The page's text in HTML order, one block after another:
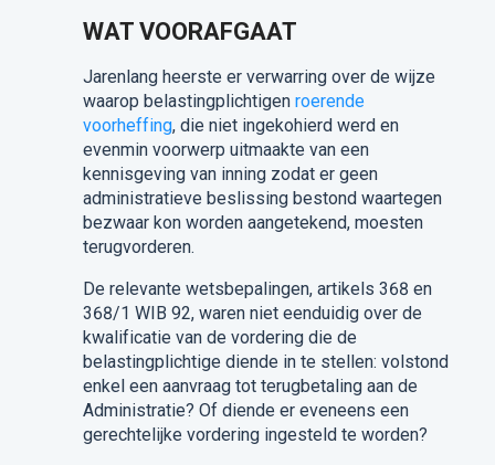
WAT VOORAFGAAT
Jarenlang heerste er verwarring over de wijze
waarop belastingplichtigen roerende
voorheffing, die niet ingekohierd werd en
evenmin voorwerp uitmaakte van een
kennisgeving van inning zodat er geen
administratieve beslissing bestond waartegen
bezwaar kon worden aangetekend, moesten
terugvorderen.
De relevante wetsbepalingen, artikels 368 en
368/1 WIB 92, waren niet eenduidig over de
kwalificatie van de vordering die de
belastingplichtige diende in te stellen: volstond
enkel een aanvraag tot terugbetaling aan de
Administratie? Of diende er eveneens een
gerechtelijke vordering ingesteld te worden?